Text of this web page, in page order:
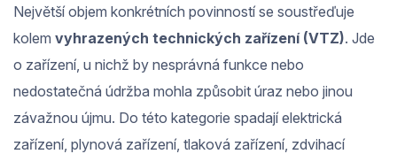
Největší objem konkrétních povinností se soustřeďuje
kolem vyhrazených technických zařízení (VTZ). Jde
o zařízení, u nichž by nesprávná funkce nebo
nedostatečná údržba mohla způsobit úraz nebo jinou
závažnou újmu. Do této kategorie spadají elektrická
zařízení, plynová zařízení, tlaková zařízení, zdvihací